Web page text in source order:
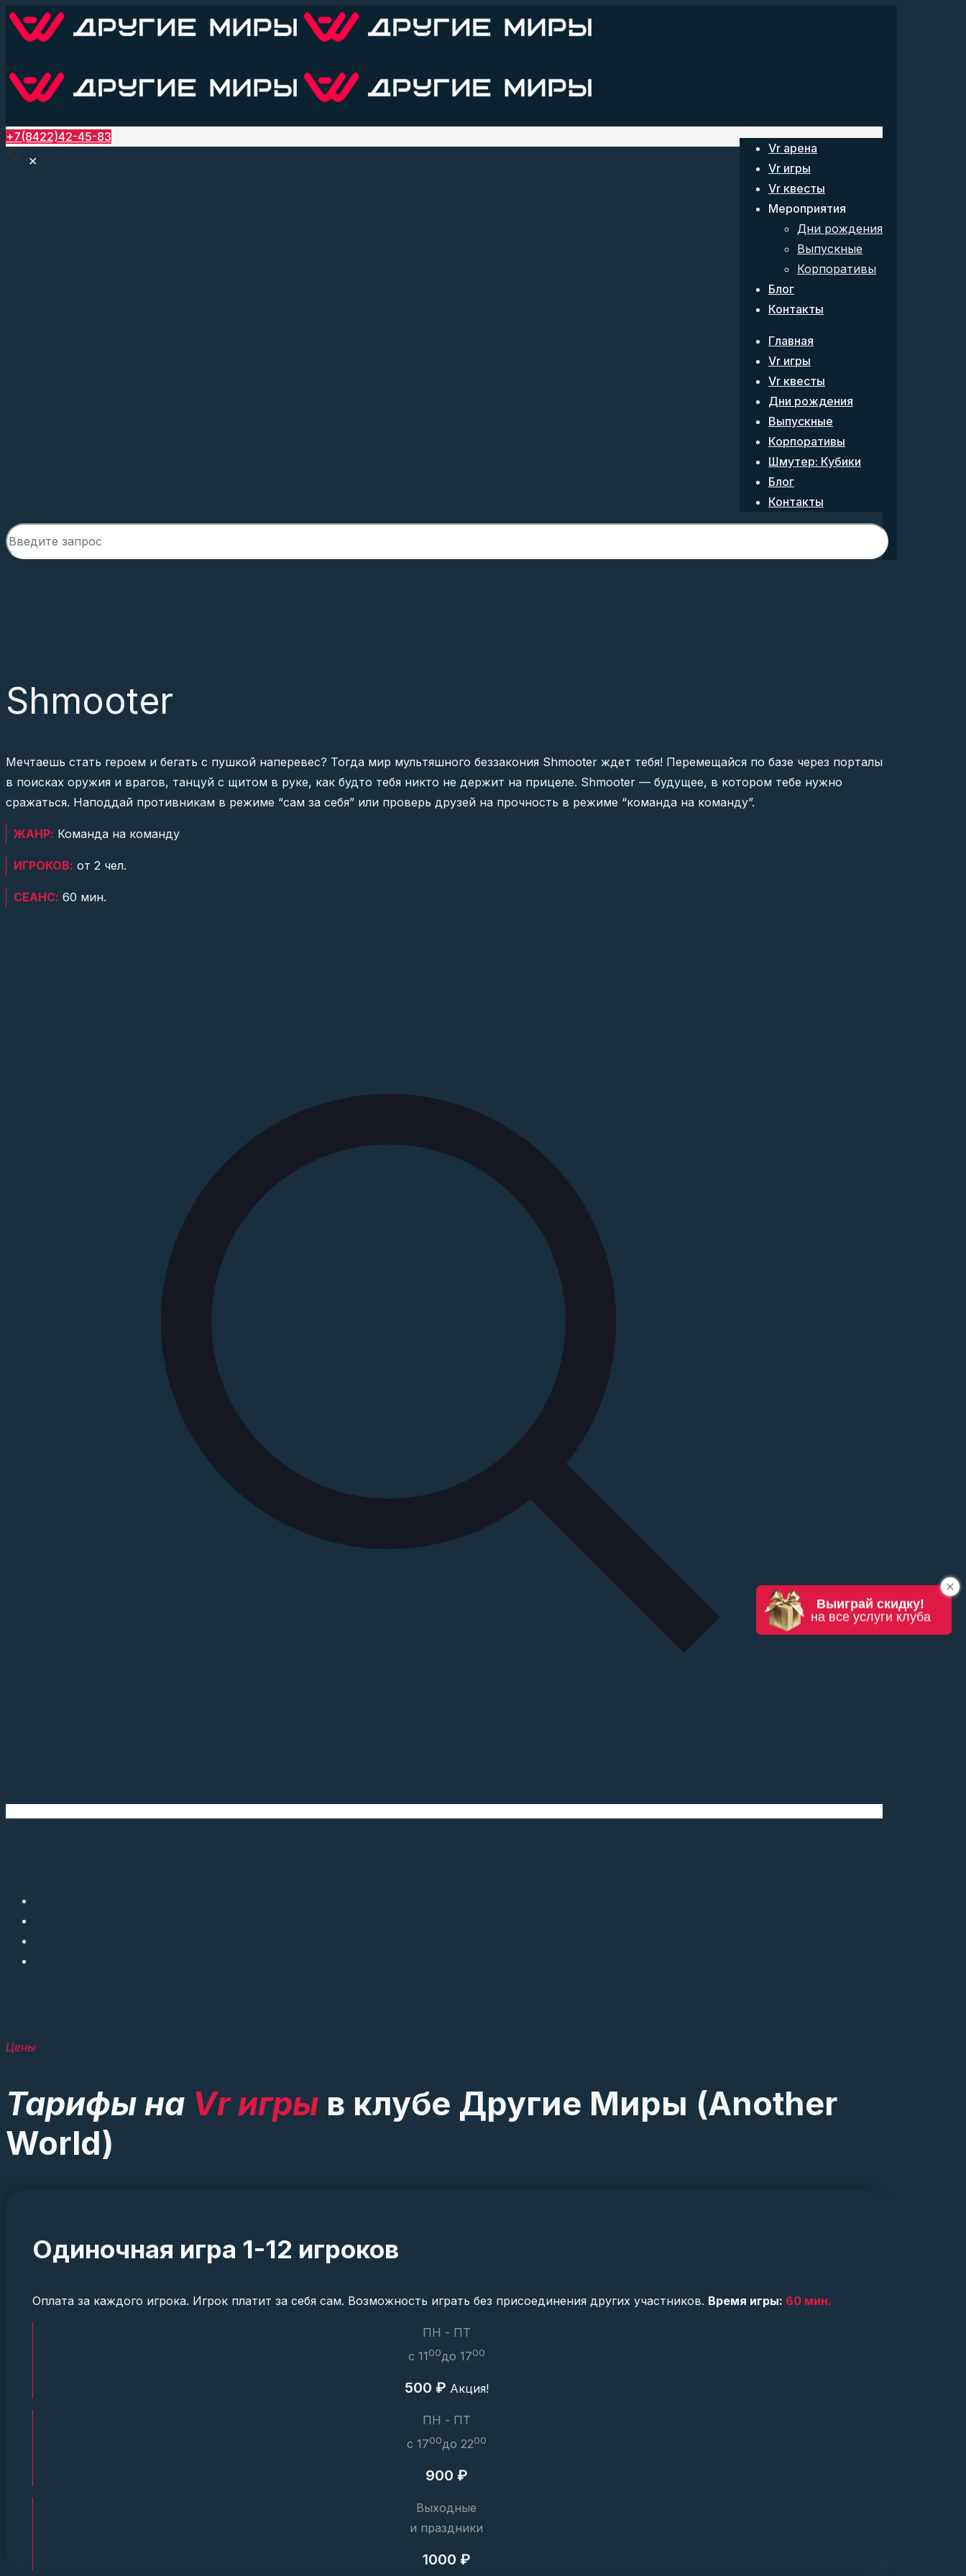
Vr арена
Vr игры
Vr квесты
Мероприятия
Дни рождения
Выпускные
Корпоративы
Блог
Контакты
Главная
Vr игры
Vr квесты
Дни рождения
Выпускные
Корпоративы
Шмутер: Кубики
Блог
Контакты
+7(8422)42-45-83
✕
Shmooter
Мечтаешь стать героем и бегать с пушкой наперевес? Тогда мир мультяшного беззакония Shmooter ждет тебя! Перемещайся по базе через порталы
в поисках оружия и врагов, танцуй с щитом в руке, как будто тебя никто не держит на прицеле. Shmooter — будущее, в котором тебе нужно
сражаться. Наподдай противникам в режиме “сам за себя” или проверь друзей на прочность в режиме “команда на команду”.
ЖАНР: Команда на команду
ИГРОКОВ: от 2 чел.
СЕАНС: 60 мин.
Цены
Тарифы на Vr игры в клубе Другие Миры (Another
World)
Одиночная игра 1-12 игроков
Оплата за каждого игрока. Игрок платит за себя сам. Возможность играть без присоединения других участников. Время игры: 60 мин.
ПН - ПТ
c 1100до 1700
500 ₽ Акция!
ПН - ПТ
c 1700до 2200
900 ₽
Выходные
и праздники
1000 ₽